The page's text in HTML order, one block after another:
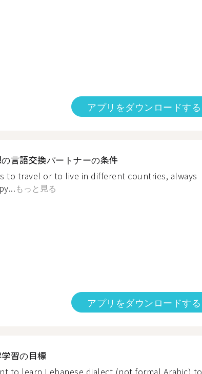
アプリをダウンロードする
言語交換パートナーの条件
to travel or to live in different countries, always
もっと見る
アプリをダウンロードする
習の目標
to learn Lebanese dialect (not formal Arabic) to